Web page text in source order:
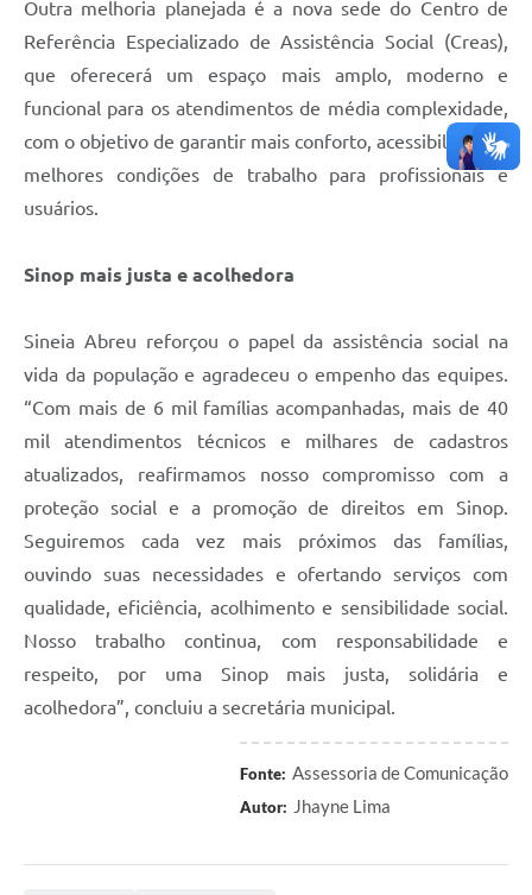
Outra melhoria planejada é a nova sede do Centro de
Referência Especializado de Assistência Social (Creas),
que oferecerá um espaço mais amplo, moderno e
funcional para os atendimentos de média complexidade,
com o objetivo de garantir mais conforto, acessibilidade e
melhores condições de trabalho para profissionais e
usuários.
Sinop mais justa e acolhedora
Sineia Abreu reforçou o papel da assistência social na
vida da população e agradeceu o empenho das equipes.
“Com mais de 6 mil famílias acompanhadas, mais de 40
mil atendimentos técnicos e milhares de cadastros
atualizados, reafirmamos nosso compromisso com a
proteção social e a promoção de direitos em Sinop.
Seguiremos cada vez mais próximos das famílias,
ouvindo suas necessidades e ofertando serviços com
qualidade, eficiência, acolhimento e sensibilidade social.
Nosso trabalho continua, com responsabilidade e
respeito, por uma Sinop mais justa, solidária e
acolhedora”, concluiu a secretária municipal.
Fonte: Assessoria de Comunicação
Autor: Jhayne Lima